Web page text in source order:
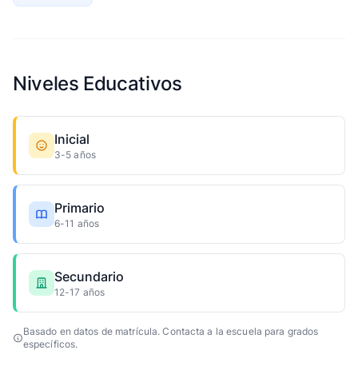
Niveles Educativos
Inicial
3-5 años
Primario
6-11 años
Secundario
12-17 años
Basado en datos de matrícula. Contacta a la escuela para grados
específicos.